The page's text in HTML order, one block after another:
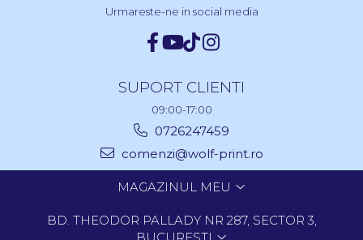
Urmareste-ne in social media
SUPORT CLIENTI
09:00-17:00
0726247459
comenzi@wolf-print.ro
MAGAZINUL MEU
BD. THEODOR PALLADY NR 287, SECTOR 3,